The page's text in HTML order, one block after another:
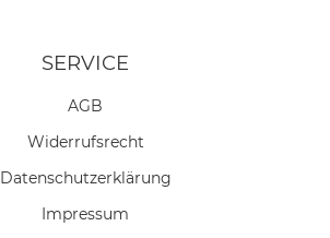
SERVICE
AGB
Widerrufs­recht
Daten­schutz­erklärung
Impressum